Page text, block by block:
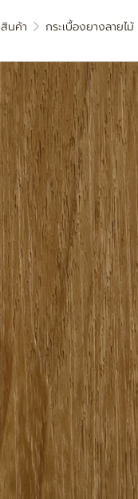
สินค้า กระเบื้องยางลายไม้